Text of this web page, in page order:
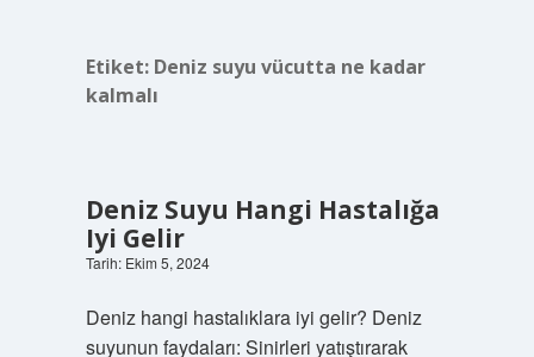
Etiket: Deniz suyu vücutta ne kadar
kalmalı
Deniz Suyu Hangi Hastalığa
Iyi Gelir
Tarih: Ekim 5, 2024
Deniz hangi hastalıklara iyi gelir? Deniz
suyunun faydaları: Sinirleri yatıştırarak